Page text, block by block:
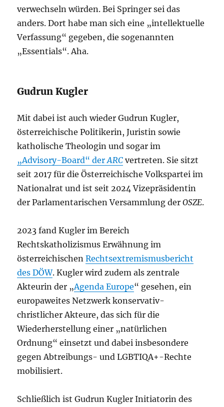
verwechseln würden. Bei Springer sei das
anders. Dort habe man sich eine „intellektuelle
Verfassung“ gegeben, die sogenannten
„Essentials“. Aha.
Gudrun Kugler
Mit dabei ist auch wieder Gudrun Kugler,
österreichische Politikerin, Juristin sowie
katholische Theologin und sogar im
„Advisory-Board“ derARC vertreten. Sie sitzt
seit 2017 für die Österreichische Volkspartei im
Nationalrat und ist seit 2024 Vizepräsidentin
der Parlamentarischen Versammlung derOSZE.
2023 fand Kugler im Bereich
Rechtskatholizismus Erwähnung im
österreichischenRechtsextremismusbericht
des DÖW. Kugler wird zudem als zentrale
Akteurin der „Agenda Europe“ gesehen, ein
europaweites Netzwerk konservativ-
christlicher Akteure, das sich für die
Wiederherstellung einer „natürlichen
Ordnung“ einsetzt und dabei insbesondere
gegen Abtreibungs- und LGBTIQA+-Rechte
mobilisiert.
Schließlich ist Gudrun Kugler Initiatorin des